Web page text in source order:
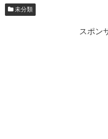
未分類
スポン